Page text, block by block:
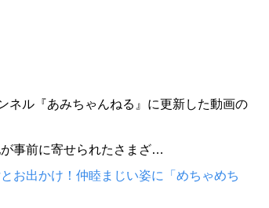
ネル『あみちゃんねる』に更新した動画の
事前に寄せられたさまざ…
お出かけ！仲睦まじい姿に「めちゃめち